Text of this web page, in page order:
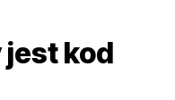
jest kod